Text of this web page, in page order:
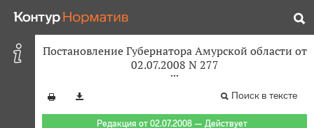
Постановление Губернатора Амурской области от
02.07.2008 N 277
Поиск в тексте
Редакция от 02.07.2008 — Действует